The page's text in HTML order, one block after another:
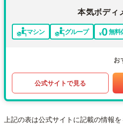
本気ボディ
マシン グループ 無料
お
公式サイトで見る
上記の表は公式サイトに記載の情報